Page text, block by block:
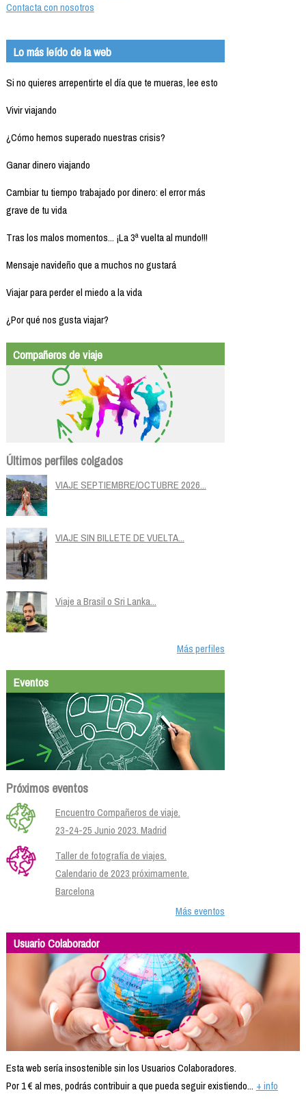
Contacta con nosotros
Lo más leído de la web
Si no quieres arrepentirte el día que te mueras, lee esto
Vivir viajando
¿Cómo hemos superado nuestras crisis?
Ganar dinero viajando
Cambiar tu tiempo trabajado por dinero: el error más
grave de tu vida
Tras los malos momentos... ¡La 3ª vuelta al mundo!!!
Mensaje navideño que a muchos no gustará
Viajar para perder el miedo a la vida
¿Por qué nos gusta viajar?
Compañeros de viaje
Últimos perfiles colgados
VIAJE SEPTIEMBRE/OCTUBRE 2026...
VIAJE SIN BILLETE DE VUELTA...
Viaje a Brasil o Sri Lanka...
Más perfiles
Eventos
Próximos eventos
Encuentro Compañeros de viaje.
23-24-25 Junio 2023. Madrid
Taller de fotografía de viajes.
Calendario de 2023 próximamente.
Barcelona
Más eventos
Usuario Colaborador
Esta web sería insostenible sin los Usuarios Colaboradores.
Por 1 € al mes, podrás contribuir a que pueda seguir existiendo... + info